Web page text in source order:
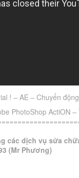
! – AE – Chuyển
PhotoShop ActiON
các dịch vụ sửa
(Mr Phương)